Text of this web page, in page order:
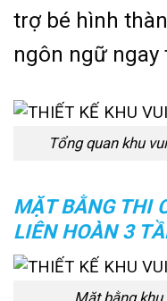
trợ bé hình
ngôn ngữ
Tổng quan khu
MẶT BẰNG THI
LIÊN HOÀN 3